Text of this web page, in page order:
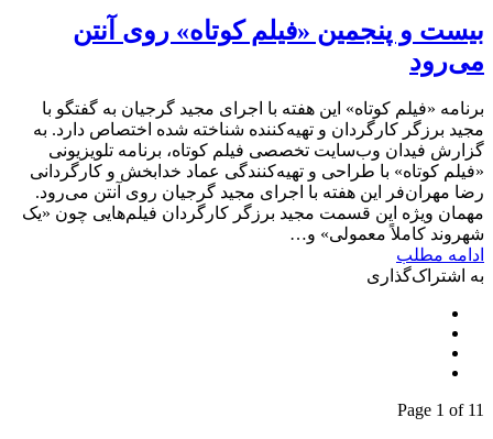
بیست و پنجمین «فیلم کوتاه» روی آنتن
می‌رود
برنامه «فیلم کوتاه» این هفته با اجرای مجید گرجیان به گفتگو با
مجید برزگر کارگردان و تهیه‌کننده شناخته شده اختصاص دارد. به
گزارش فیدان وب‌سایت تخصصی فیلم کوتاه، برنامه تلویزیونی
«فیلم کوتاه» با طراحی و تهیه‌کنندگی عماد خدابخش و کارگردانی
رضا مهران‌فر این هفته با اجرای مجید گرجیان روی آنتن می‌رود.
مهمان ویژه این قسمت مجید برزگر کارگردان فیلم‌هایی چون «یک
شهروند کاملاً معمولی» و…
ادامه مطلب
به اشتراک‌گذاری
Page 1 of 11